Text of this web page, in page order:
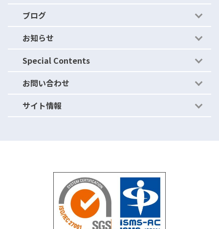
アクティビティアーカイブ
運用体制（セキュリティ）
- セキュリティの穴をふさぐ
- セキュリティの穴を作らない
導入事例
ブログ
ブログ
お知らせ
ニュース・リリース
Special Contents
ご紹介キャンペーン
パートナープログラム
お問い合わせ
よくあるご質問
無料トライアル
サイト情報
個人情報保護方針